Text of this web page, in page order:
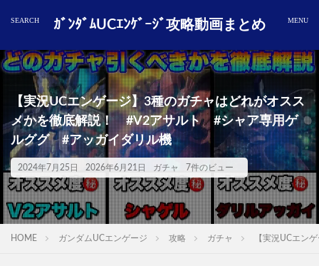
ｶﾞﾝﾀﾞﾑUCｴﾝｹﾞｰｼﾞ攻略動画まとめ
【実況UCエンゲージ】3種のガチャはどれがオスス
メかを徹底解説！ #V2アサルト #シャア専用ゲ
ルググ #アッガイダリル機
2024年7月25日 2026年6月21日 ガチャ 7件のビュー
HOME ガンダムUCエンゲージ 攻略 ガチャ 【実況UCエン